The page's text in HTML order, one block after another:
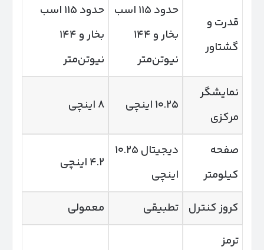
قدرت و
گشتاور
حدود ۱۱۵ اسب
بخار و ۱۴۴
نیوتن‌متر
حدود ۱۱۵ اسب
بخار و ۱۴۴
نیوتن‌متر
نمایشگر
مرکزی
۱۰.۲۵ اینچی ۸ اینچی
صفحه
کیلومتر
دیجیتال ۱۰.۲۵
اینچی
۴.۲ اینچی
کروز کنترل تطبیقی
معمولی
ترمز